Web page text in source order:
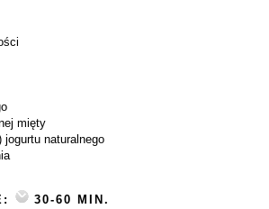
mięty
jogurtu naturalnego
30-60 MIN.